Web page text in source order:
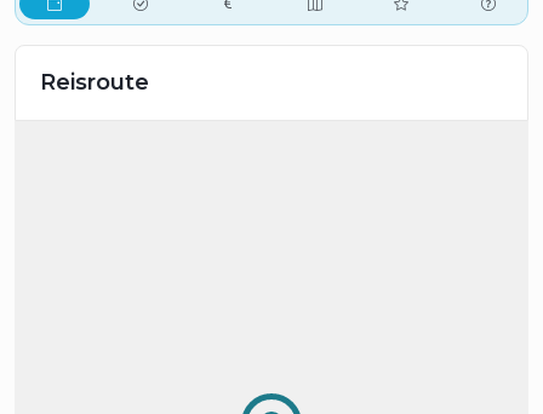
Reisroute